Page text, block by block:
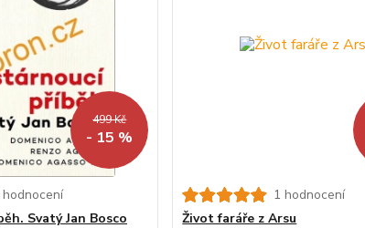
499 Kč
- 15 %
hodnocení
Svatý Jan Bosco
1 hodnocení
Život faráře z Arsu